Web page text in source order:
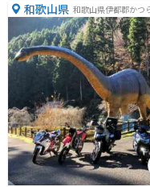
和歌山県 和歌山県伊都郡かつ
花園梁瀬１０２０